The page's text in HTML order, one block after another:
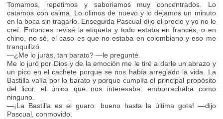
Tomamos, repetimos y saboriamos muy concentrados. Lo
catamos con calma. Lo olimos de nuevo y lo dejamos un minuto
en la boca sin tragarlo. Enseguida Pascual dijo el precio y yo no le
creí. Entonces revisé la etiqueta y todo estaba en francés, o en
chino, no sé, el caso es que no estaba en colombiano y eso me
tranquilizó.
—¿Me lo jurás, tan barato? —le pregunté.
Me lo juró por Dios y de la emoción me le tiré a darle un abrazo y
un pico en el cachete porque se nos había arreglado la vida. La
Bastilla valía por lo barato y porque cumplía el principal propósito
del licor, el único que nos interesaba: emborrachaba como
ninguno.
—¡La Bastilla es el guaro: bueno hasta la última gota! —dijo
Pascual, conmovido.